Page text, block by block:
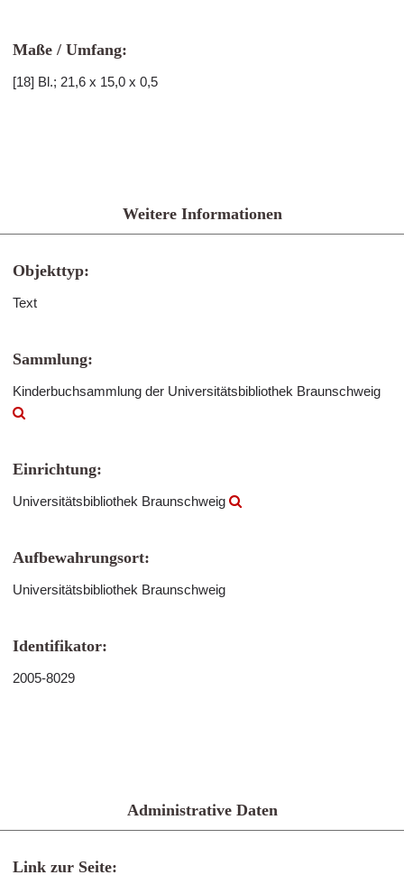
Maße / Umfang:
[18] Bl.; 21,6 x 15,0 x 0,5
Weitere Informationen
Objekttyp:
Text
Sammlung:
Kinderbuchsammlung der Universitätsbibliothek Braunschweig
Einrichtung:
Universitätsbibliothek Braunschweig
Aufbewahrungsort:
Universitätsbibliothek Braunschweig
Identifikator:
2005-8029
Administrative Daten
Link zur Seite: